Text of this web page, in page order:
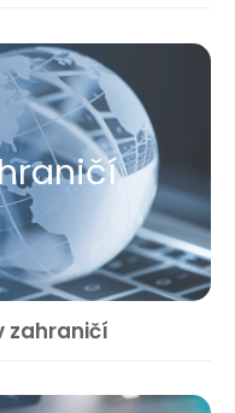
zahraničí